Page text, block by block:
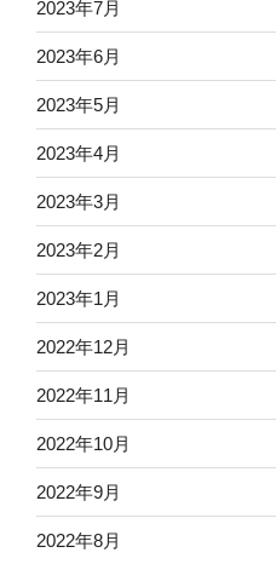
2023年7月
2023年6月
2023年5月
2023年4月
2023年3月
2023年2月
2023年1月
2022年12月
2022年11月
2022年10月
2022年9月
2022年8月